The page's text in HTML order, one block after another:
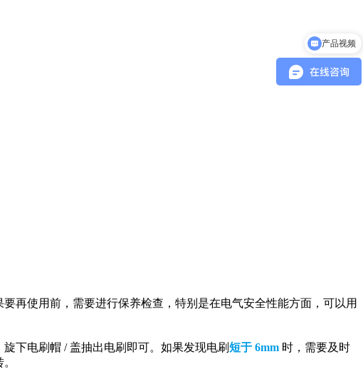
再使用前，需要进行保养检查，特别是在电气安全性能方面，可以用
下电刷帽 / 盖抽出电刷即可。如果发现电刷短于 6mm 时，需要及时
产品报价